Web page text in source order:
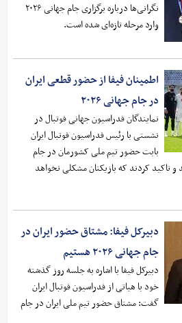
نگرانی‌ها درباره برگزاری جام جهانی ۲۰۲۶
وارد مرحله تازه‌ای شده است.
اطمینان فیفا از حضور قطعی ایران
در جام جهانی ۲۰۲۶
نمایندگان فدراسیون جهانی فوتبال در
نشستی با رئیس فدراسیون فوتبال ایران
بابت حضور تیم ملی کشورمان در جام
دادند و تاکید کردند که بازیکنان مشکلی نخواهد
دبیرکل فیفا: مشتاق حضور ایران در
جام جهانی ۲۰۲۶ هستیم
دبیرکل فیفا با اشاره به جلسه روز گذشته
خود با هیاتی از فدراسیون فوتبال ایران
گفت: مشتاق حضور تیم ملی ایران در جام